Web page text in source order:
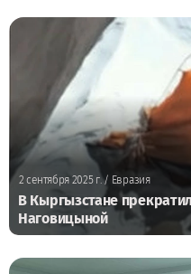
2 сентября 2025 г./ Евразия
В Кыргызстане
Наговицыной